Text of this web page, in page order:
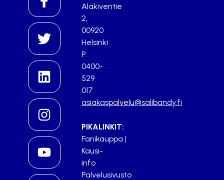
Alakiventie
2,
00920
Helsinki
P.
0400-
529
017
asiakaspalvelu@salibandy.fi
PIKALINKIT:
Fanikauppa |
Kausi-
info
Palvelusivusto